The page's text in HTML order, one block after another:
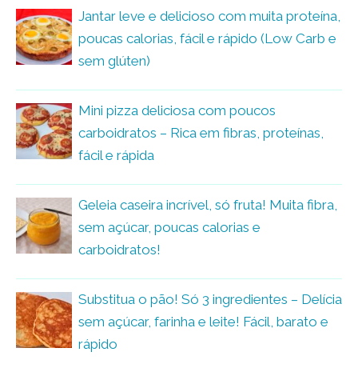
Jantar leve e delicioso com muita proteína,
poucas calorias, fácil e rápido (Low Carb e
sem glúten)
Mini pizza deliciosa com poucos
carboidratos – Rica em fibras, proteínas,
fácil e rápida
Geleia caseira incrível, só fruta! Muita fibra,
sem açúcar, poucas calorias e
carboidratos!
Substitua o pão! Só 3 ingredientes – Delícia
sem açúcar, farinha e leite! Fácil, barato e
rápido